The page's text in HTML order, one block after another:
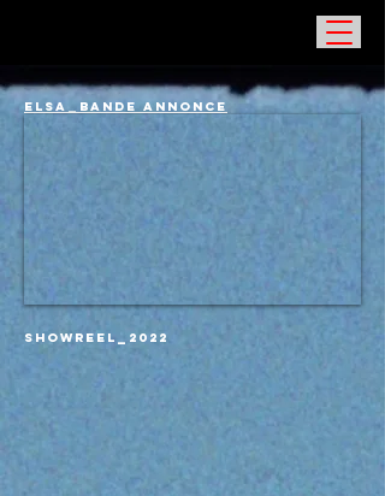
ELSA_Bande annonce
SHOWREEL_2022